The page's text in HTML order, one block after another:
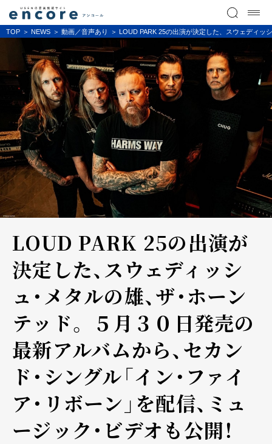
TOP NEWS 動画／音声あり LOUD PARK 25の出演が決定した、スウェディッ
LOUD PARK 25の出演が
決定した、スウェディッシ
ュ・メタルの雄、ザ・ホーン
テッド。 ５月３０日発売の
最新アルバムから、セカン
ド・シングル「イン・ファイ
ア・リボーン」を配信、ミュ
ージック・ビデオも公開！